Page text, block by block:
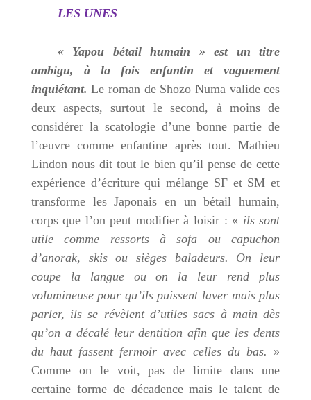
LES UNES
« Yapou bétail humain » est un titre
ambigu, à la fois enfantin et vaguement
inquiétant. Le roman de Shozo Numa valide ces
deux aspects, surtout le second, à moins de
considérer la scatologie d’une bonne partie de
l’œuvre comme enfantine après tout. Mathieu
Lindon nous dit tout le bien qu’il pense de cette
expérience d’écriture qui mélange SF et SM et
transforme les Japonais en un bétail humain,
corps que l’on peut modifier à loisir : « ils sont
utile comme ressorts à sofa ou capuchon
d’anorak, skis ou sièges baladeurs. On leur
coupe la langue ou on la leur rend plus
volumineuse pour qu’ils puissent laver mais plus
parler, ils se révèlent d’utiles sacs à main dès
qu’on a décalé leur dentition afin que les dents
du haut fassent fermoir avec celles du bas. »
Comme on le voit, pas de limite dans une
certaine forme de décadence mais le talent de